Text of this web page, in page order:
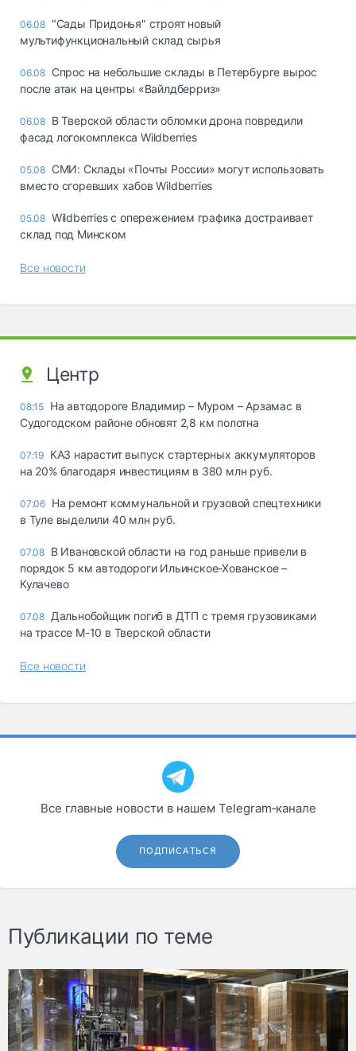
06.08 "Сады Придонья" строят новый
мультифункциональный склад сырья
06.08 Спрос на небольшие склады в Петербурге вырос
после атак на центры «Вайлдберриз»
06.08 В Тверской области обломки дрона повредили
фасад логокомплекса Wildberries
05.08 СМИ: Склады «Почты России» могут использовать
вместо сгоревших хабов Wildberries
05.08 Wildberries с опережением графика достраивает
склад под Минском
Все новости
Центр
08:15 На автодороге Владимир – Муром – Арзамас в
Судогодском районе обновят 2,8 км полотна
07:19 КАЗ нарастит выпуск стартерных аккумуляторов
на 20% благодаря инвестициям в 380 млн руб.
07:06 На ремонт коммунальной и грузовой спецтехники
в Туле выделили 40 млн руб.
07.08 В Ивановской области на год раньше привели в
порядок 5 км автодороги Ильинское-Хованское –
Кулачево
07.08 Дальнобойщик погиб в ДТП с тремя грузовиками
на трассе М-10 в Тверской области
Все новости
Все главные новости в нашем Telegram‑канале
ПОДПИСАТЬСЯ
Публикации по теме